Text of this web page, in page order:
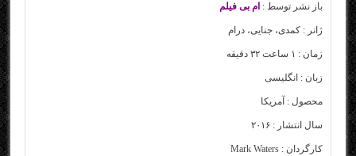
باز نشر توسط : ام بی فیلم
ژانر : کمدی، جنایی، درام
زمان : ۱ ساعت ۳۲ دقیقه
زبان : انگلیسی
محصول : آمریکا
سال انتشار : ۲۰۱۶
کارگردان :Mark Waters